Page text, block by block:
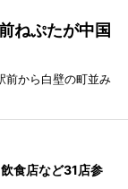
ねぷたが中国
前から白壁の町並み
食店など31店参